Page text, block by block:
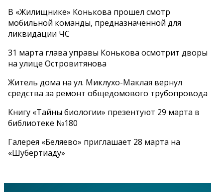
В «Жилищнике» Конькова прошел смотр
мобильной команды, предназначенной для
ликвидации ЧС
31 марта глава управы Конькова осмотрит дворы
на улице Островитянова
Житель дома на ул. Миклухо-Маклая вернул
средства за ремонт общедомового трубопровода
Книгу «Тайны биологии» презентуют 29 марта в
библиотеке №180
Галерея «Беляево» приглашает 28 марта на
«Шубертиаду»